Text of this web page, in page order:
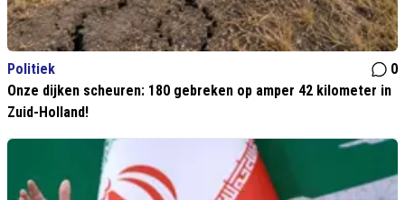
Politiek
0
Onze dijken scheuren: 180 gebreken op amper 42 kilometer in
Zuid-Holland!